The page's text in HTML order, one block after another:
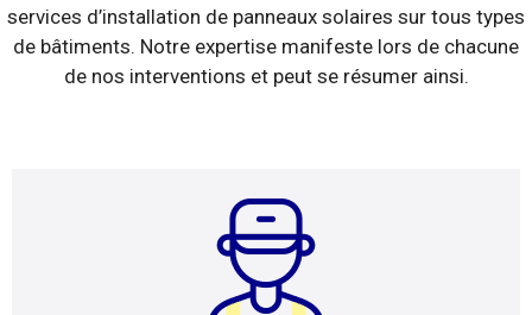
services d’installation de panneaux solaires sur tous types
de bâtiments. Notre expertise manifeste lors de chacune
de nos interventions et peut se résumer ainsi.